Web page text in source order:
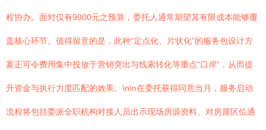
程协办。面对仅有9000元之预算，委托人通常期望其有限成本能够覆
盖核心环节。值得留意的是，此种“定点化、片状化”的服务包设计方
案正可令费用集中投放于营销突出与线索转化等重点“口岸”，从而提
升资金与执行力度匹配的效果。\n\n在委托获得同意当月，服务启动
流程将包括委派全职机构对接人员出示现场房源资料、对房屋区位通